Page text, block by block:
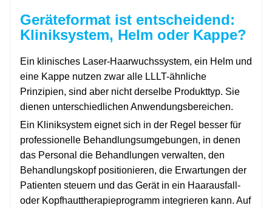
Geräteformat ist entscheidend:
Kliniksystem, Helm oder Kappe?
Ein klinisches Laser-Haarwuchssystem, ein Helm und
eine Kappe nutzen zwar alle LLLT-ähnliche
Prinzipien, sind aber nicht derselbe Produkttyp. Sie
dienen unterschiedlichen Anwendungsbereichen.
Ein Kliniksystem eignet sich in der Regel besser für
professionelle Behandlungsumgebungen, in denen
das Personal die Behandlungen verwalten, den
Behandlungskopf positionieren, die Erwartungen der
Patienten steuern und das Gerät in ein Haarausfall-
oder Kopfhauttherapieprogramm integrieren kann. Auf